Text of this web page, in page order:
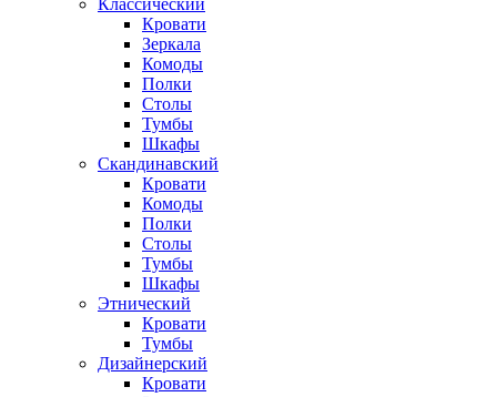
Классический
Кровати
Зеркала
Комоды
Полки
Столы
Тумбы
Шкафы
Скандинавский
Кровати
Комоды
Полки
Столы
Тумбы
Шкафы
Этнический
Кровати
Тумбы
Дизайнерский
Кровати